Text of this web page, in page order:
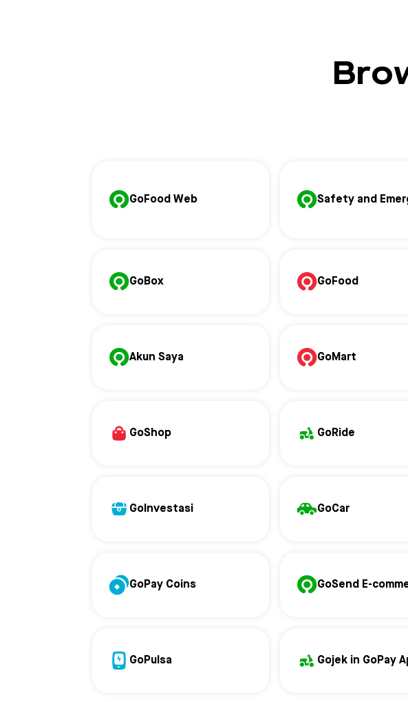
GoFood Web Safety and
GoBox GoFood
Akun Saya GoMart
GoShop GoRide
GoInvestasi GoCar
GoPay Coins GoSend E-
GoPulsa Gojek in GoPay